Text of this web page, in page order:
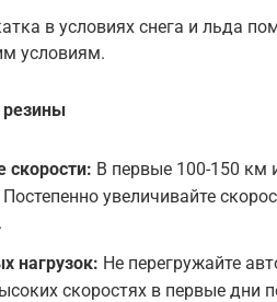
в условиях снега и льда
условиям.
резины
скорости: В первые 100-150 км
увеличивайте
нагрузок: Не перегружайте
скоростях в первые дни